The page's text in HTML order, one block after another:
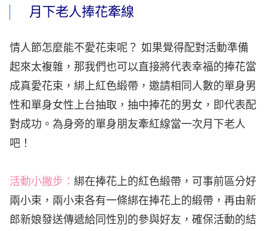
月下老人捧花牽線
情人節怎麼能不愛花束呢？ 如果覺得配對活動準備
起來太複雜，那我們也可以直接將代表幸福的捧花當
成真愛花束，綁上紅色緞帶，邀請相同人數的單身男
性和單身女性上台抽取，抽中捧花的男女，即代表配
對成功。為身旁的單身朋友牽紅線當一次月下老人
吧！
活動小撇步： 綁在捧花上的紅色緞帶，可事前區分好
兩小束，兩小束各有一條綁在捧花上的緞帶，再由新
郎新娘發送傳遞給同性別的參與好友，確保活動的結